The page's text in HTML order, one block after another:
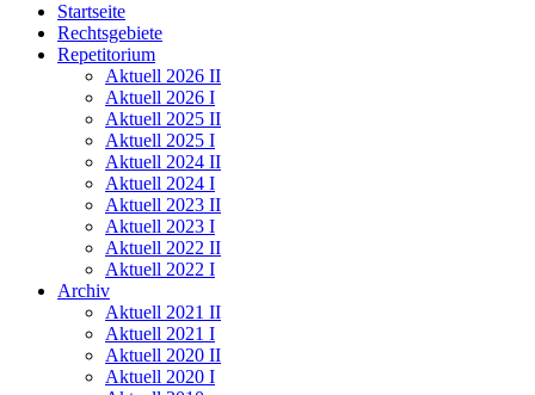
Startseite
Rechtsgebiete
Repetitorium
Aktuell 2026 II
Aktuell 2026 I
Aktuell 2025 II
Aktuell 2025 I
Aktuell 2024 II
Aktuell 2024 I
Aktuell 2023 II
Aktuell 2023 I
Aktuell 2022 II
Aktuell 2022 I
Archiv
Aktuell 2021 II
Aktuell 2021 I
Aktuell 2020 II
Aktuell 2020 I